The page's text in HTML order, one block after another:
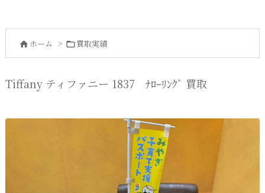
 ホーム > 買取実績
Tiffany ティファニー 1837 ﾅﾛｰﾘﾝｸﾞ 買取